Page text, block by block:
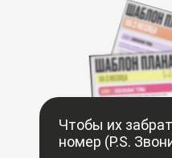
Чтобы их
номер (P.S.